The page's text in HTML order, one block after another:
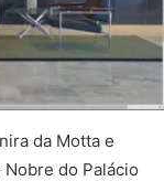
da Motta e
do Palácio